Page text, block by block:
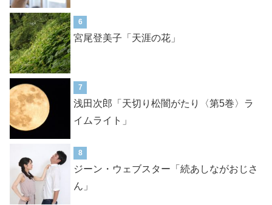
6
宮尾登美子「天涯の花」
7
浅田次郎「天切り松闇がたり〈第5巻〉ラ
イムライト」
8
ジーン・ウェブスター「続あしながおじさ
ん」